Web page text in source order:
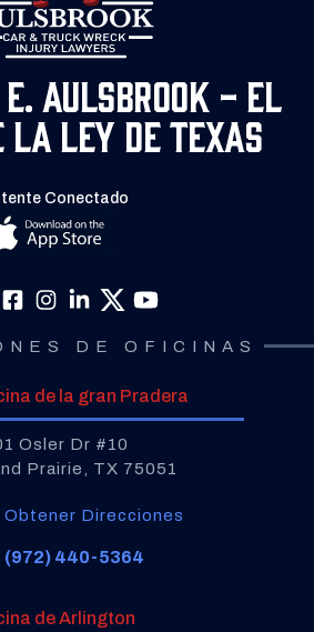
Aulsbrook - El
la Ley de Texas
Conectado
DE OFICINAS
de la gran Pradera
Osler Dr #10
Prairie, TX 75051
Obtener Direcciones
(972) 440-5364
de Arlington